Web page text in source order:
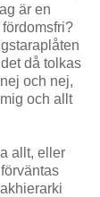
är en
då tolkas
och nej,
och allt
allt, eller